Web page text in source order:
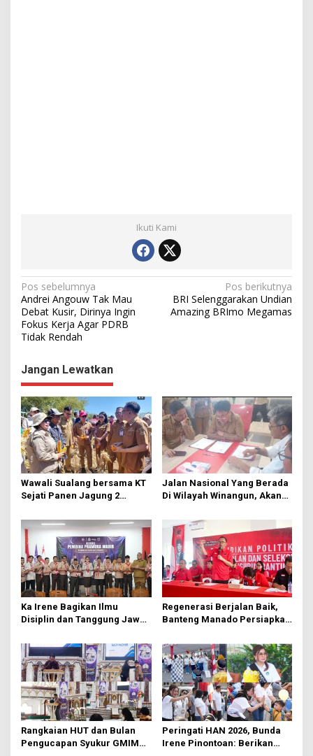
Ikuti Kami
N
a
v
g
a
s
i
p
o
s
Pos sebelumnya
Andrei Angouw Tak Mau
Debat Kusir, Dirinya Ingin
Fokus Kerja Agar PDRB
Tidak Rendah
Pos berikutnya
BRI Selenggarakan Undian
Amazing BRImo Megamas
Jangan Lewatkan
Wawali Sualang bersama KT
Sejati Panen Jagung 2
Jalan Nasional Yang Berada
Di Wilayah Winangun, Akan
Ka Irene Bagikan Ilmu
Disiplin dan Tanggung Jawab
Manado
Regenerasi Berjalan Baik,
Banteng Manado Persiapkan
Rumput
Rangkaian HUT dan Bulan
Pengucapan Syukur GMIM
Peringati HAN 2026, Bunda
Irene Pinontoan: Berikan